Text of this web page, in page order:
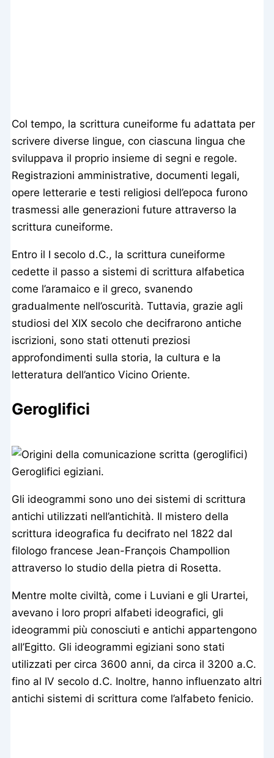
Col tempo, la scrittura cuneiforme fu adattata per
scrivere diverse lingue, con ciascuna lingua che
sviluppava il proprio insieme di segni e regole.
Registrazioni amministrative, documenti legali,
opere letterarie e testi religiosi dell’epoca furono
trasmessi alle generazioni future attraverso la
scrittura cuneiforme.
Entro il I secolo d.C., la scrittura cuneiforme
cedette il passo a sistemi di scrittura alfabetica
come l’aramaico e il greco, svanendo
gradualmente nell’oscurità. Tuttavia, grazie agli
studiosi del XIX secolo che decifrarono antiche
iscrizioni, sono stati ottenuti preziosi
approfondimenti sulla storia, la cultura e la
letteratura dell’antico Vicino Oriente.
Geroglifici
Geroglifici egiziani.
Gli ideogrammi sono uno dei sistemi di scrittura
antichi utilizzati nell’antichità. Il mistero della
scrittura ideografica fu decifrato nel 1822 dal
filologo francese Jean-François Champollion
attraverso lo studio della pietra di Rosetta.
Mentre molte civiltà, come i Luviani e gli Urartei,
avevano i loro propri alfabeti ideografici, gli
ideogrammi più conosciuti e antichi appartengono
all’Egitto. Gli ideogrammi egiziani sono stati
utilizzati per circa 3600 anni, da circa il 3200 a.C.
fino al IV secolo d.C. Inoltre, hanno influenzato altri
antichi sistemi di scrittura come l’alfabeto fenicio.